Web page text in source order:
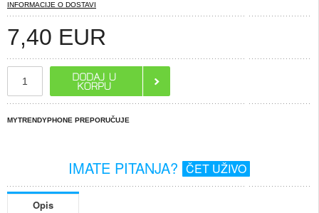
INFORMACIJE O DOSTAVI
7,40 EUR
MYTRENDYPHONE PREPORUČUJE
IMATE PITANJA? ČET UŽIVO
Opis